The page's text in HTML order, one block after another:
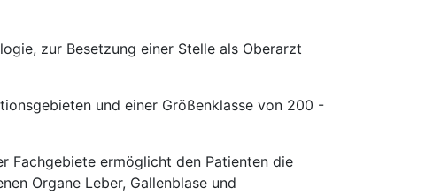
zur Besetzung einer Stelle als Oberarzt
und einer Größenklasse von 200 -
Fachgebiete ermöglicht den Patienten die
Organe Leber, Gallenblase und